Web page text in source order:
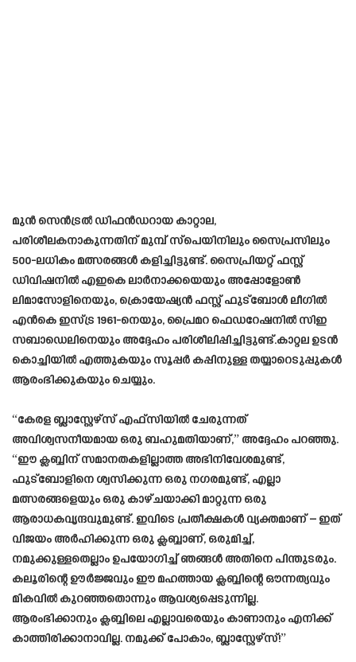
മുൻ സെൻട്രൽ ഡിഫൻഡറായ കാറ്റാല,
പരിശീലകനാകുന്നതിന് മുമ്പ് സ്പെയിനിലും സൈപ്രസിലും
500-ലധികം മത്സരങ്ങൾ കളിച്ചിട്ടുണ്ട്. സൈപ്രിയറ്റ് ഫസ്റ്റ്
ഡിവിഷനിൽ എഇകെ ലാർനാക്കയെയും അപ്പോളോൺ
ലിമാസോളിനെയും, ക്രൊയേഷ്യൻ ഫസ്റ്റ് ഫുട്ബോൾ ലീഗിൽ
എൻകെ ഇസ്ട്ര 1961-നെയും, പ്രൈമറ ഫെഡറേഷനിൽ സിഇ
സബാഡെലിനെയും അദ്ദേഹം പരിശീലിപ്പിച്ചിട്ടുണ്ട്.കാറ്റല ഉടൻ
കൊച്ചിയിൽ എത്തുകയും സൂപ്പർ കപ്പിനുള്ള തയ്യാറെടുപ്പുകൾ
ആരംഭിക്കുകയും ചെയ്യും.
“കേരള ബ്ലാസ്റ്റേഴ്‌സ് എഫ്‌സിയിൽ ചേരുന്നത്
അവിശ്വസനീയമായ ഒരു ബഹുമതിയാണ്,” അദ്ദേഹം പറഞ്ഞു.
“ഈ ക്ലബ്ബിന് സമാനതകളില്ലാത്ത അഭിനിവേശമുണ്ട്,
ഫുട്ബോളിനെ ശ്വസിക്കുന്ന ഒരു നഗരമുണ്ട്, എല്ലാ
മത്സരങ്ങളെയും ഒരു കാഴ്ചയാക്കി മാറ്റുന്ന ഒരു
ആരാധകവൃന്ദവുമുണ്ട്. ഇവിടെ പ്രതീക്ഷകൾ വ്യക്തമാണ് – ഇത്
വിജയം അർഹിക്കുന്ന ഒരു ക്ലബ്ബാണ്, ഒരുമിച്ച്,
നമുക്കുള്ളതെല്ലാം ഉപയോഗിച്ച് ഞങ്ങൾ അതിനെ പിന്തുടരും.
കലൂരിന്റെ ഊർജ്ജവും ഈ മഹത്തായ ക്ലബ്ബിന്റെ ഔന്നത്യവും
മികവിൽ കുറഞ്ഞതൊന്നും ആവശ്യപ്പെടുന്നില്ല.
ആരംഭിക്കാനും ക്ലബ്ബിലെ എല്ലാവരെയും കാണാനും എനിക്ക്
കാത്തിരിക്കാനാവില്ല. നമുക്ക് പോകാം, ബ്ലാസ്റ്റേഴ്‌സ്!”